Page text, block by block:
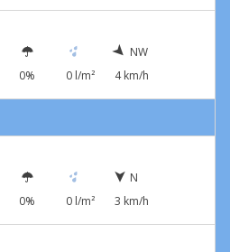
0% 0 l/m²
NW
4 km/h
0% 0 l/m²
N
3 km/h